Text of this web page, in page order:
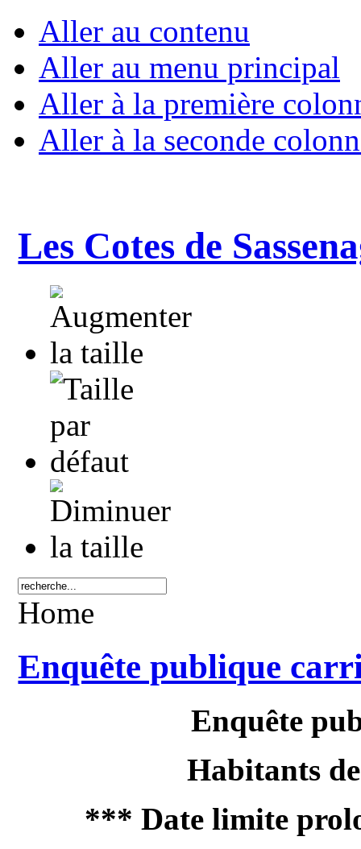
Aller au contenu
Aller au menu principal
Aller à la première
Aller à la seconde
Les Cotes de
Home
Enquête publique
Enquête
Habitants
*** Date limite